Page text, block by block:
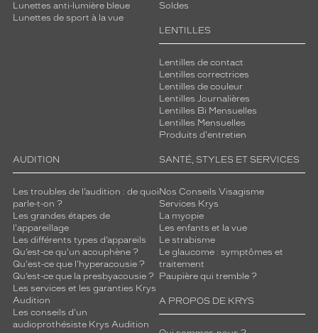
Lunettes anti-lumière bleue
Lunettes de sport à la vue
Soldes
LENTILLES
Lentilles de contact
Lentilles correctrices
Lentilles de couleur
Lentilles Journalières
Lentilles Bi Mensuelles
Lentilles Mensuelles
Produits d'entretien
AUDITION
Les troubles de l’audition : de quoi
parle-t-on ?
Les grandes étapes de
l'appareillage
Les différents types d’appareils
Qu’est-ce qu'un acouphène ?
Qu'est-ce que l'hyperacousie ?
Qu’est-ce que la presbyacousie ?
Les services et les garanties Krys
Audition
Les conseils d'un
audioprothésiste Krys Audition
SANTÉ, STYLES ET SERVICES
Nos Conseils Visagisme
Services Krys
La myopie
Les enfants et la vue
Le strabisme
Le glaucome : symptômes et
traitement
Paupière qui tremble ?
A PROPOS DE KRYS